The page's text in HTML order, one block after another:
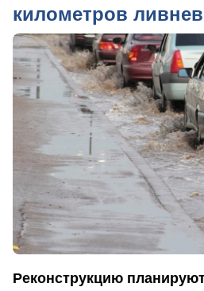
километров
Реконструкцию